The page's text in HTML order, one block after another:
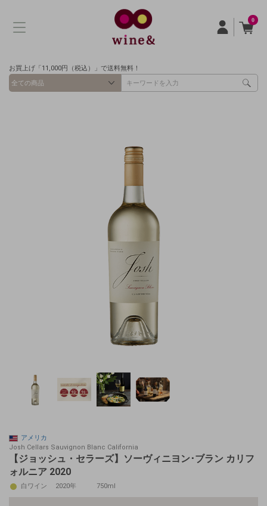
0
お買上げ「11,000円（税込）」で送料無料！
アメリカ
Josh Cellars Sauvignon Blanc California
【ジョッシュ・セラーズ】ソーヴィニヨン･ブラン カリフ
ォルニア 2020
白ワイン 2020年 750ml